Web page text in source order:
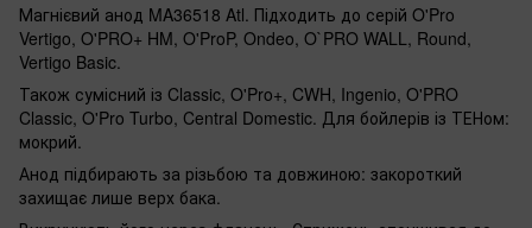
Магнієвий анод MA36518 Atl. Підходить до серій O'Pro
Vertigo, O'PRO+ HM, O'ProP, Ondeo, O`PRO WALL, Round,
Vertigo Basic.
Також сумісний із Classic, O'Pro+, CWH, Ingenio, O'PRO
Classic, O'Pro Turbo, Central Domestic. Для бойлерів із ТЕНом:
мокрий.
Анод підбирають за різьбою та довжиною: закороткий
захищає лише верх бака.